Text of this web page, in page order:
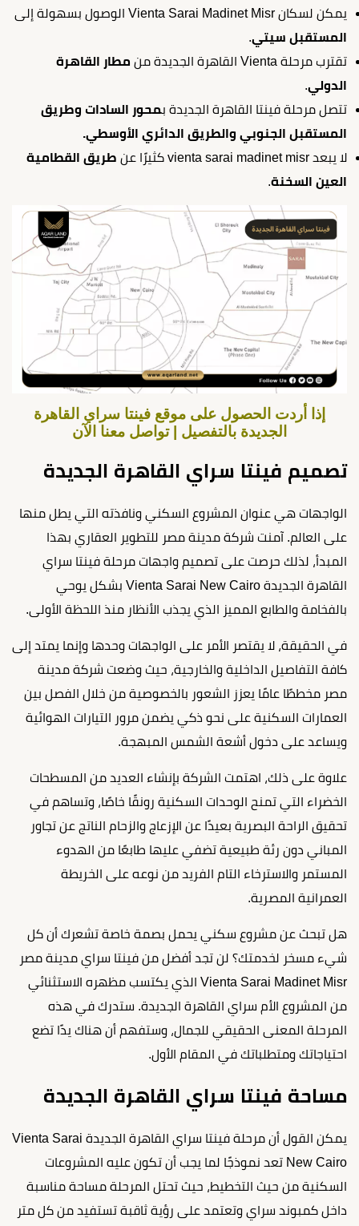
يمكن لسكان Vienta Sarai Madinet Misr الوصول بسهولة إلى
المستقبل سيتي.
تقترب مرحلة Vienta القاهرة الجديدة من
مطار القاهرة
الدولي.
تتصل مرحلة فينتا القاهرة الجديدة بمحور السادات وطريق
المستقبل الجنوبي والطريق الدائري الأوسطي.
لا يبعد vienta sarai madinet misr كثيرًا عن
طريق القطامية
العين السخنة.
إذا أردت الحصول على موقع فينتا سراي القاهرة
الجديدة بالتفصيل | تواصل معنا الآن
تصميم فينتا سراي القاهرة الجديدة
الواجهات هي عنوان المشروع السكني ونافذته التي يطل منها
على العالم. آمنت شركة مدينة مصر للتطوير العقاري بهذا
المبدأ، لذلك حرصت على تصميم واجهات مرحلة فينتا سراي
القاهرة الجديدة Vienta Sarai New Cairo بشكل يوحي
بالفخامة والطابع المميز الذي يجذب الأنظار منذ اللحظة الأولى.
في الحقيقة، لا يقتصر الأمر على الواجهات وحدها وإنما يمتد إلى
كافة التفاصيل الداخلية والخارجية، حيث وضعت شركة مدينة
مصر مخططًا عامًا يعزز الشعور بالخصوصية من خلال الفصل بين
العمارات السكنية على نحو ذكي يضمن مرور التيارات الهوائية
ويساعد على دخول أشعة الشمس المبهجة.
علاوة على ذلك، اهتمت الشركة بإنشاء العديد من المسطحات
الخضراء التي تمنح الوحدات السكنية رونقًا خاصًا، وتساهم في
تحقيق الراحة البصرية بعيدًا عن الإزعاج والزحام الناتج عن تجاور
المباني دون رئة طبيعية تضفي عليها طابعًا من الهدوء
المستمر والاسترخاء التام الفريد من نوعه على الخريطة
العمرانية المصرية.
هل تبحث عن مشروع سكني يحمل بصمة خاصة تشعرك أن كل
شيء مسخر لخدمتك؟ لن تجد أفضل من فينتا سراي مدينة مصر
Vienta Sarai Madinet Misr الذي يكتسب مظهره الاستثنائي
من المشروع الأم سراي القاهرة الجديدة. ستدرك في هذه
المرحلة المعنى الحقيقي للجمال، وستفهم أن هناك يدًا تضع
احتياجاتك ومتطلباتك في المقام الأول.
مساحة فينتا سراي القاهرة الجديدة
يمكن القول أن مرحلة فينتا سراي القاهرة الجديدة Vienta Sarai
New Cairo تعد نموذجًا لما يجب أن تكون عليه المشروعات
السكنية من حيث التخطيط، حيث تحتل المرحلة مساحة مناسبة
داخل كمبوند سراي وتعتمد على رؤية ثاقبة تستفيد من كل متر